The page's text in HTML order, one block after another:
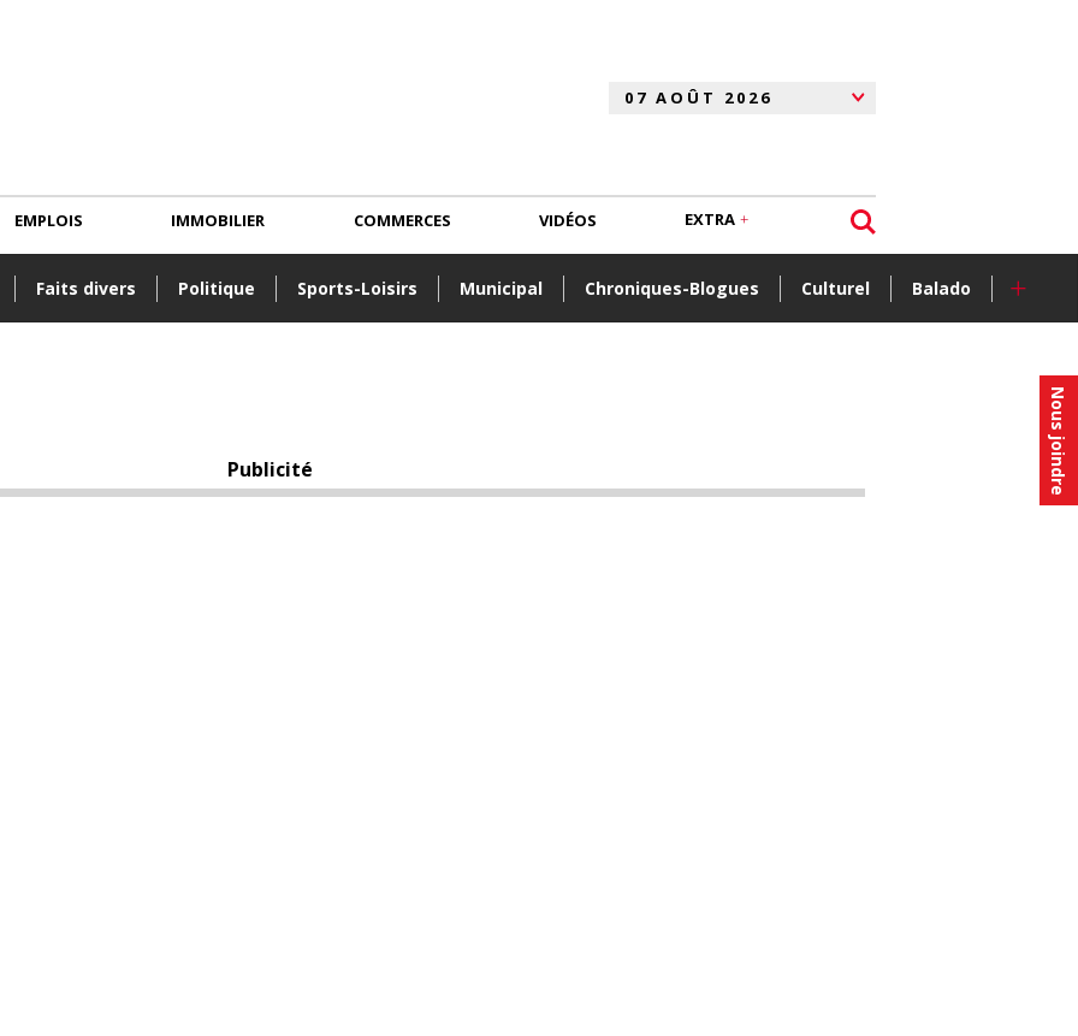
Nous joindre
Faits divers Politique Sports-Loisirs Municipal Chroniques-Blogues Culturel Balado +
EMPLOIS IMMOBILIER COMMERCES VIDÉOS EXTRA
Publicité